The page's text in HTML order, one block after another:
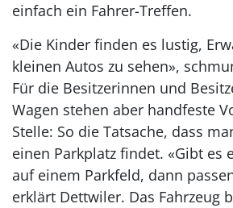
einfach ein Fahrer-Treffen.
«Die Kinder finden es lustig,
kleinen Autos zu sehen»,
Für die Besitzerinnen und
Wagen stehen aber handfeste
Stelle: So die Tatsache, dass
einen Parkplatz findet. «Gibt es
auf einem Parkfeld, dann
erklärt Dettwiler. Das Fahrzeug